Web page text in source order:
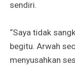
sendiri.
“Saya tidak
begitu. Arwah
menyusahkan